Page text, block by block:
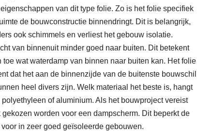
van dit type folie. Zo is het folie specifiek
de bouwconstructie binnendringt. Dit is belangrijk,
ook schimmels en verliest het gebouw isolatie.
van binnenuit minder goed naar buiten. Dit betekent
wat waterdamp van binnen naar buiten kan. Het folie
dat het aan de binnenzijde van de buitenste bouwschil
heel divers zijn. Welk materiaal het beste is, hangt
of aluminium. Als het bouwproject vereist
worden voor een dampscherm. Dit beperkt de
in zeer goed geïsoleerde gebouwen.